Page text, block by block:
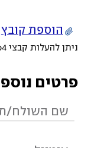
הוספת קובץ
ניתן להעלות קבצי mov, png, jpeg, jpg, mp4 עד 200MB
פרטים